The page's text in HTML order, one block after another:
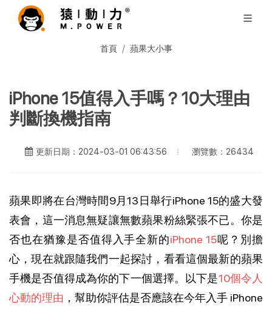
首頁 蘋果大小事
iPhone 15值得入手嗎？10大理由
判斷換機指南
更新日期：2024-03-01 06:43:56 瀏覽數：26434
蘋果即將在台灣時間9月13日舉行iPhone 15的盛大發
表會，這一消息無疑讓無數蘋果粉絲緊張不已。你是
否也在猶豫是否值得入手全新的iPhone 15呢？別擔
心，現在就跟隨我們一起探討，看看這個最新的蘋果
手機是否值得成為你的下一個選擇。以下是10個令人
心動的理由 ，幫助你評估是否應該在今年入手 iPhone